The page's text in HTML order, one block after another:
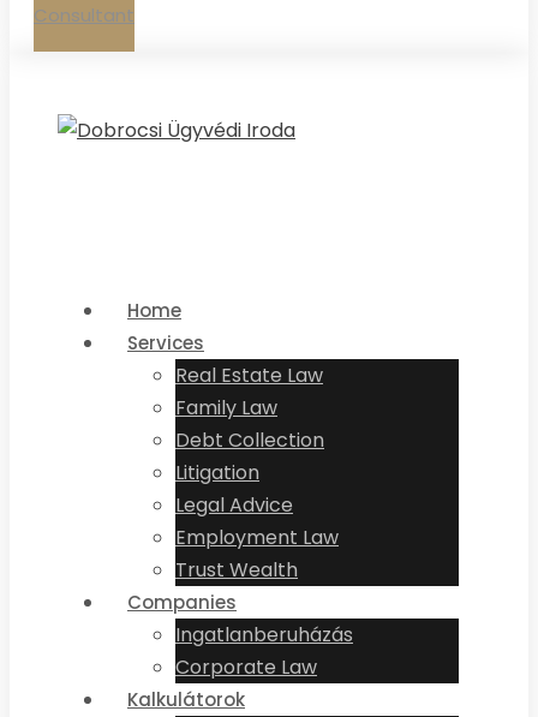
Consultant
Home
Services
Real Estate Law
Family Law
Debt Collection
Litigation
Legal Advice
Employment Law
Trust Wealth
Companies
Ingatlanberuházás
Corporate Law
Kalkulátorok